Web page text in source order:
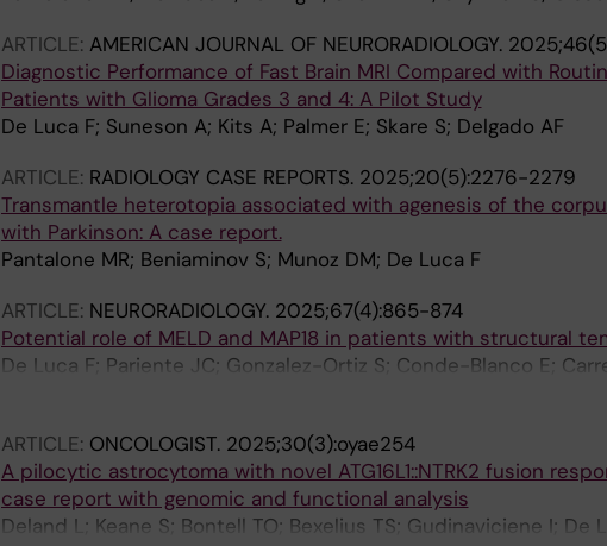
ARTICLE: AMERICAN JOURNAL OF NEURORADIOLOGY.
Diagnostic Performance of Fast Brain MRI Compared with
Patients with Glioma Grades 3 and 4: A Pilot Study
De Luca F; Suneson A; Kits A; Palmer E; Skare S; Delgado AF
ARTICLE: RADIOLOGY CASE REPORTS. 2025;20(5):2276-2279
Transmantle heterotopia associated with agenesis of the
with Parkinson: A case report.
Pantalone MR; Beniaminov S; Munoz DM; De Luca F
ARTICLE: NEURORADIOLOGY. 2025;67(4):865-874
Potential role of MELD and MAP18 in patients with structural
De Luca F; Pariente JC; Gonzalez-Ortiz S; Conde-Blanco E;
ARTICLE: ONCOLOGIST. 2025;30(3):oyae254
A pilocytic astrocytoma with novel ATG16L1::NTRK2 fusion
case report with genomic and functional analysis
Deland L; Keane S; Bontell TO; Bexelius TS; Gudinaviciene I; De